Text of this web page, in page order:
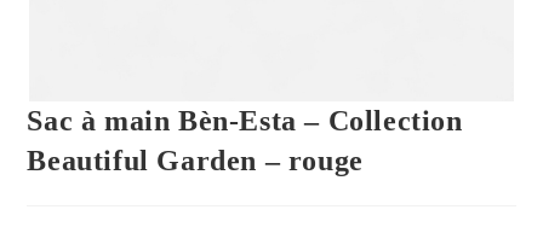
Sac à main Bèn-Esta – Collection
Beautiful Garden – rouge